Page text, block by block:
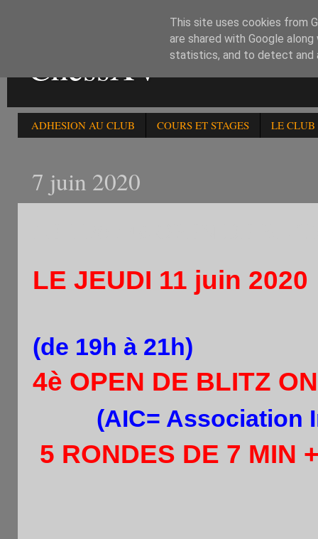
ChessXV
ADHESION AU CLUB COURS ET STAGES LE CLUB
7 juin 2020
LE JEUDI 11 juin 2020
(de 19h à 21h)
4è OPEN DE BLITZ
(AIC= Association
5 RONDES DE 7 MIN
This site uses cookies from
are shared with Google
statistics, and to detect and